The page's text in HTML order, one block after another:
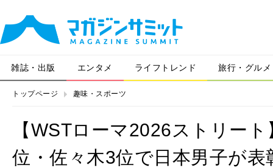
雑誌・出版 エンタメ ライフトレンド 旅行・グルメ
トップページ 趣味・スポーツ
【WSTローマ2026ストリー
位・佐々木3位で日本男子が